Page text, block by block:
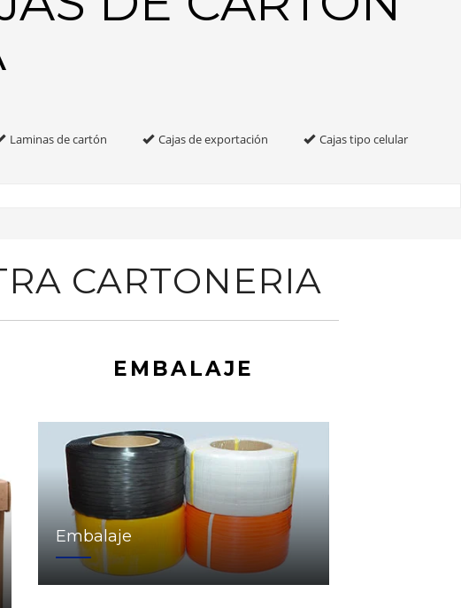
Laminas de cartón Cajas de exportación
Cajas tipo celular
CARTONERIA
EMBALAJE
Embalaje